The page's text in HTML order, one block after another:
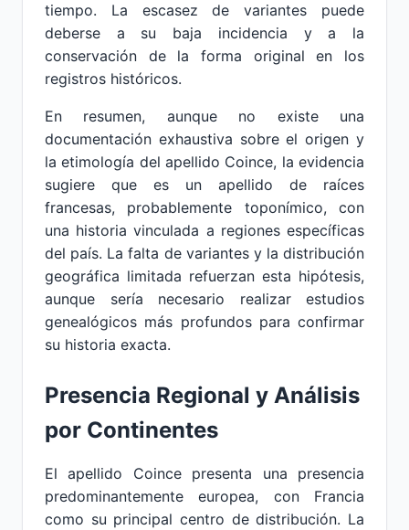
tiempo. La escasez de variantes puede
deberse a su baja incidencia y a la
conservación de la forma original en los
registros históricos.
En resumen, aunque no existe una
documentación exhaustiva sobre el origen y
la etimología del apellido Coince, la evidencia
sugiere que es un apellido de raíces
francesas, probablemente toponímico, con
una historia vinculada a regiones específicas
del país. La falta de variantes y la distribución
geográfica limitada refuerzan esta hipótesis,
aunque sería necesario realizar estudios
genealógicos más profundos para confirmar
su historia exacta.
Presencia Regional y Análisis
por Continentes
El apellido Coince presenta una presencia
predominantemente europea, con Francia
como su principal centro de distribución. La